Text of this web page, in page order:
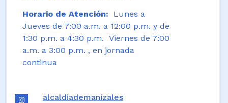
Horario de Atención: Lunes a
Jueves de 7:00 a.m. a 12:00 p.m. y de
1:30 p.m. a 4:30 p.m. Viernes de 7:00
a.m. a 3:00 p.m. , en jornada
continua
alcaldiademanizales